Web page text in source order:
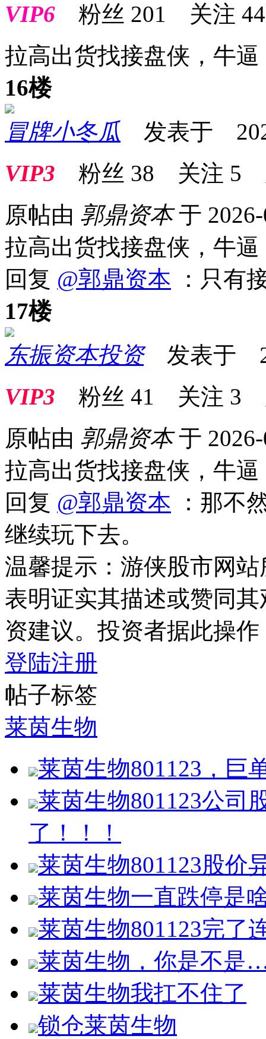
VIP6 粉丝 201 关注 44
拉高出货找接盘侠，牛逼
16楼
冒牌小冬瓜 发表于
VIP3 粉丝 38 关注 5
原帖由 郭鼎资本于
拉高出货找接盘侠，牛逼
回复 @郭鼎资本 ：只有
17楼
东振资本投资发表于
VIP3 粉丝 41 关注 3
原帖由 郭鼎资本于
拉高出货找接盘侠，牛逼
回复 @郭鼎资本 ：那不
继续玩下去。
温馨提示：游侠股市网
表明证实其描述或赞同
资建议。投资者据此操
登陆注册
帖子标签
莱茵生物
莱茵生物801123，巨
莱茵生物801123公司
了！！！
莱茵生物801123股价
莱茵生物一直跌停
莱茵生物801123完了
莱茵生物，你是不
莱茵生物我扛不住了
锁仓莱茵生物